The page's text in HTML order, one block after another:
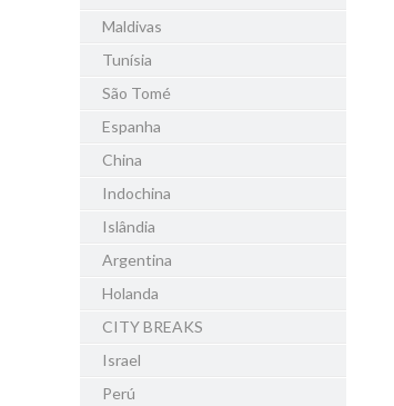
Maldivas
Tunísia
São Tomé
Espanha
China
Indochina
Islândia
Argentina
Holanda
CITY BREAKS
Israel
Perú